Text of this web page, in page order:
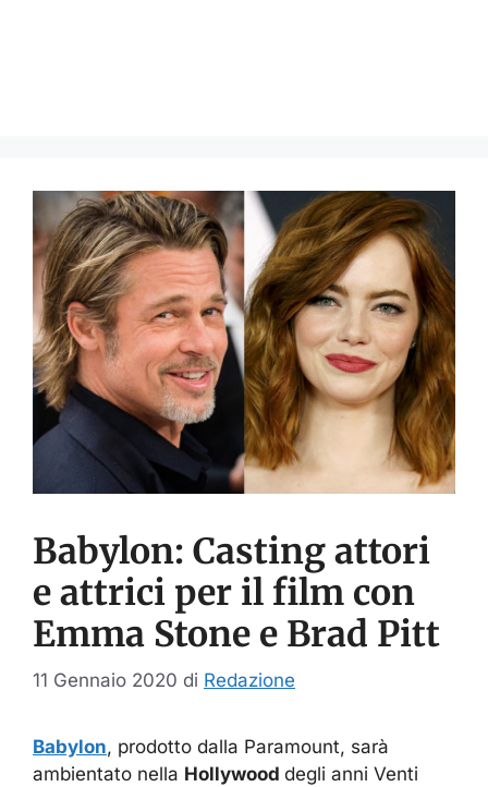
Babylon: Casting attori
e attrici per il film con
Emma Stone e Brad Pitt
11 Gennaio 2020 di Redazione
Babylon, prodotto dalla Paramount, sarà
ambientato nella Hollywood degli anni Venti